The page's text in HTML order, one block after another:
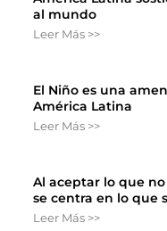
al mundo
Leer Más >>
El Niño es una
América Latina
Leer Más >>
Al aceptar lo que
se centra en lo que
Leer Más >>